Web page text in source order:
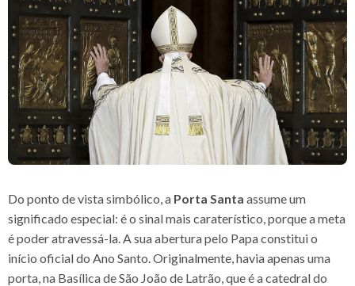
Do ponto de vista simbólico, a Porta Santa assume um
significado especial: é o sinal mais caraterístico, porque a meta
é poder atravessá-la. A sua abertura pelo Papa constitui o
início oficial do Ano Santo. Originalmente, havia apenas uma
porta, na Basílica de São João de Latrão, que é a catedral do